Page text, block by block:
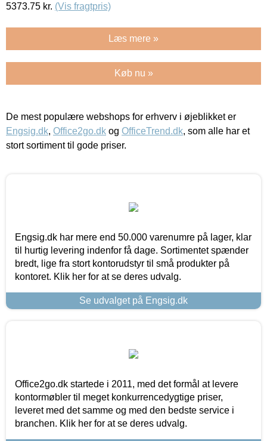
5373.75 kr. (Vis fragtpris)
Læs mere »
Køb nu »
De mest populære webshops for erhverv i øjeblikket er
Engsig.dk, Office2go.dk og OfficeTrend.dk, som alle har et
stort sortiment til gode priser.
Engsig.dk har mere end 50.000 varenumre på lager, klar
til hurtig levering indenfor få dage. Sortimentet spænder
bredt, lige fra stort kontorudstyr til små produkter på
kontoret. Klik her for at se deres udvalg.
Se udvalget på Engsig.dk
Office2go.dk startede i 2011, med det formål at levere
kontormøbler til meget konkurrencedygtige priser,
leveret med det samme og med den bedste service i
branchen. Klik her for at se deres udvalg.